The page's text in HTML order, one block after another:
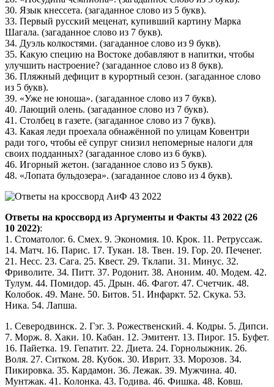
30. Язык кнессета. (загаданное слово из 5 букв).
33. Первый русский меценат, купивший картину Марка
Шагала. (загаданное слово из 7 букв).
34. Дуэль колкостями. (загаданное слово из 9 букв).
35. Какую специю на Востоке добавляют в напитки, чтобы
улучшить настроение? (загаданное слово из 8 букв).
36. Пляжный дефицит в курортный сезон. (загаданное слово
из 5 букв).
39. «Уже не юноша». (загаданное слово из 7 букв).
40. Лающий олень. (загаданное слово из 7 букв).
41. Столбец в газете. (загаданное слово из 7 букв).
43. Какая леди проехала обнажённой по улицам Ковентри
ради того, чтобы её супруг снизил непомерные налоги для
своих подданных? (загаданное слово из 6 букв).
46. Игорный жетон. (загаданное слово из 5 букв).
48. «Лопата бульдозера». (загаданное слово из 4 букв).
Ответы на кроссворд из Аргументы и Факты 43 2022 (26
10 2022):
1. Стоматолог. 6. Смех. 9. Экономия. 10. Крок. 11. Ретруссаж.
14. Матч. 16. Парис. 17. Тукан. 18. Твен. 19. Гор. 20. Печенег.
21. Несс. 23. Сага. 25. Квест. 29. Тклапи. 31. Минус. 32.
Фриволите. 34. Питт. 37. Родонит. 38. Аноним. 40. Модем. 42.
Тулум. 44. Помидор. 45. Дрын. 46. Фагот. 47. Счетчик. 48.
Колобок. 49. Мане. 50. Битов. 51. Инфаркт. 52. Скука. 53.
Ника. 54. Лапша.
1. Северодвинск. 2. Гэг. 3. Рожественский. 4. Кодры. 5. Дипси.
7. Морж. 8. Хаки. 10. Кабан. 12. Эмитент. 13. Пирог. 15. Буфет.
16. Пайетка. 19. Гепатит. 22. Диета. 24. Горнолыжник. 26.
Воля. 27. Ситком. 28. Кубок. 30. Иврит. 33. Морозов. 34.
Пикировка. 35. Кардамон. 36. Лежак. 39. Мужчина. 40.
Мунтжак. 41. Колонка. 43. Годива. 46. Фишка. 48. Ковш.